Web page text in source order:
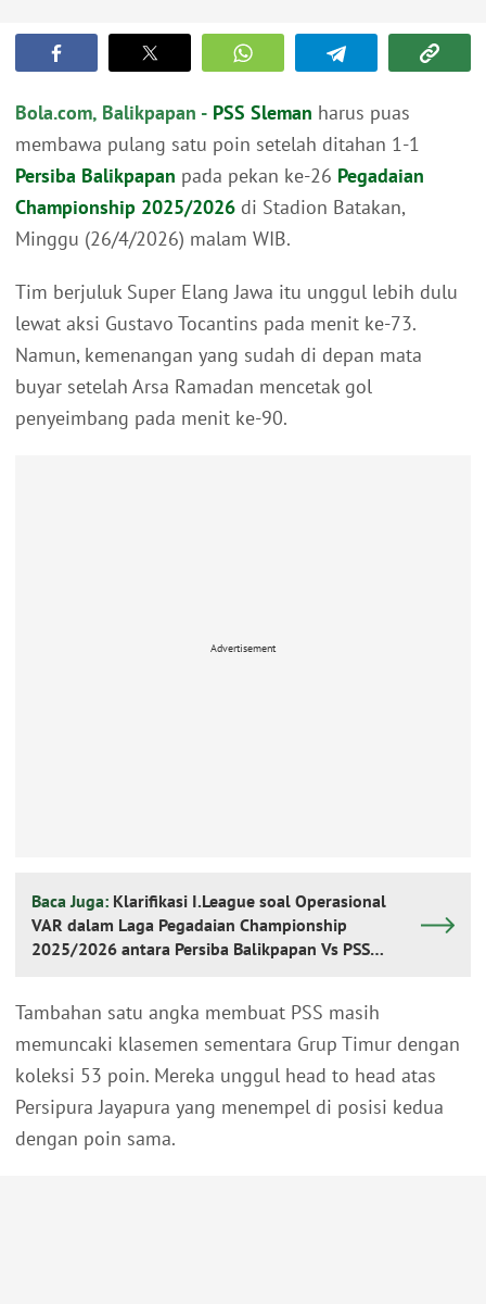
Bola.com, Balikpapan - PSS Sleman harus puas
membawa pulang satu poin setelah ditahan 1-1
Persiba Balikpapan pada pekan ke-26 Pegadaian
Championship 2025/2026 di Stadion Batakan,
Minggu (26/4/2026) malam WIB.
Tim berjuluk Super Elang Jawa itu unggul lebih dulu
lewat aksi Gustavo Tocantins pada menit ke-73.
Namun, kemenangan yang sudah di depan mata
buyar setelah Arsa Ramadan mencetak gol
penyeimbang pada menit ke-90.
Advertisement
Baca Juga: Klarifikasi I.League soal Operasional
VAR dalam Laga Pegadaian Championship
2025/2026 antara Persiba Balikpapan Vs PSS
Tambahan satu angka membuat PSS masih
memuncaki klasemen sementara Grup Timur dengan
koleksi 53 poin. Mereka unggul head to head atas
Persipura Jayapura yang menempel di posisi kedua
dengan poin sama.